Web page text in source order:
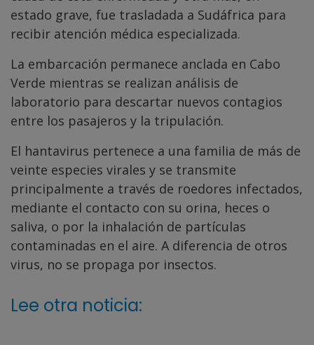
estado grave, fue trasladada a Sudáfrica para
recibir atención médica especializada.
La embarcación permanece anclada en Cabo
Verde mientras se realizan análisis de
laboratorio para descartar nuevos contagios
entre los pasajeros y la tripulación.
El hantavirus pertenece a una familia de más de
veinte especies virales y se transmite
principalmente a través de roedores infectados,
mediante el contacto con su orina, heces o
saliva, o por la inhalación de partículas
contaminadas en el aire. A diferencia de otros
virus, no se propaga por insectos.
Lee otra noticia: